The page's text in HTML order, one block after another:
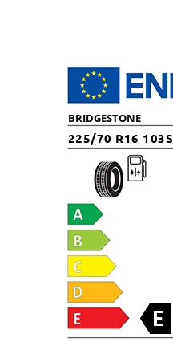
BRIDGESTONE
225/70 R16 103S